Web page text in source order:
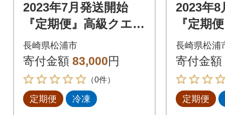
2023年7月発送開始
『定期便』高級クエと
高級とらふぐ「毎月
お届け」Aコース全3
回
長崎県松浦市
寄付金額 83,000円
（0件）
定期便 冷凍
2023年8
『定期
高級と
お届け
回
長崎県松浦
寄付金額
定期便